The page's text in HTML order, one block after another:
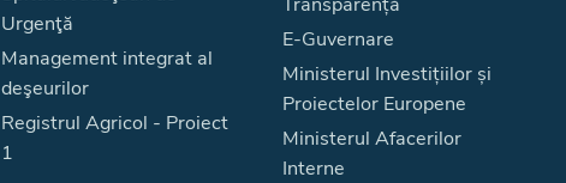
Urgenţă
Management integrat al
deşeurilor
Registrul Agricol - Proiect
1
E-Guvernare
Ministerul Investițiilor și
Proiectelor Europene
Ministerul Afacerilor
Interne